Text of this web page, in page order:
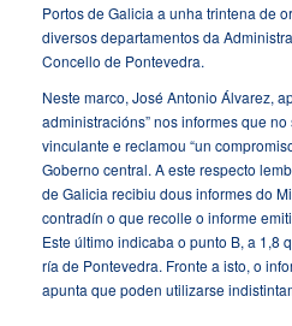
Portos de Galicia a unha trintena de
diversos departamentos da
Concello de Pontevedra.
Neste marco, José Antonio Álvarez,
administracións” nos informes que
vinculante e reclamou “un
Goberno central. A este respecto
de Galicia recibiu dous informes do
contradín o que recolle o informe
Este último indicaba o punto B, a 1,8
ría de Pontevedra. Fronte a isto, o
apunta que poden utilizarse